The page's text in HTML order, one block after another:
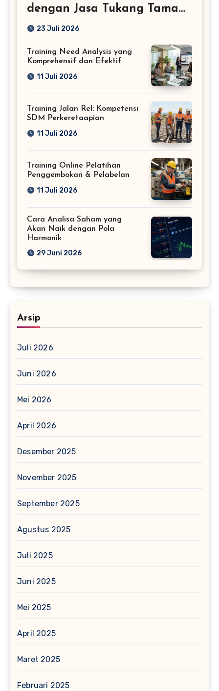
dengan Jasa Tukang Taman
Profesional
23 Juli 2026
Training Need Analysis yang
Komprehensif dan Efektif
11 Juli 2026
Training Jalan Rel: Kompetensi
SDM Perkeretaapian
11 Juli 2026
Training Online Pelatihan
Penggembokan & Pelabelan
11 Juli 2026
Cara Analisa Saham yang
Akan Naik dengan Pola
Harmonik
29 Juni 2026
Arsip
Juli 2026
Juni 2026
Mei 2026
April 2026
Desember 2025
November 2025
September 2025
Agustus 2025
Juli 2025
Juni 2025
Mei 2025
April 2025
Maret 2025
Februari 2025